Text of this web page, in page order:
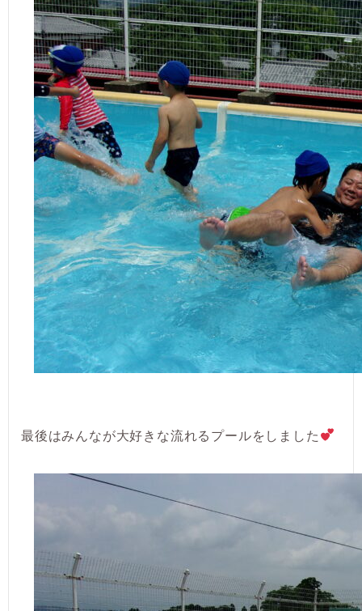
最後はみんなが大好きな流れるプールをしました